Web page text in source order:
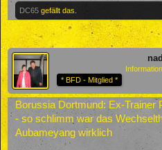
DC65 gefällt das.
* BFD - Mitglied *
Borussia Dortmund: Ex-Trainer
- so schlimm war das
Aubameyang wirklich